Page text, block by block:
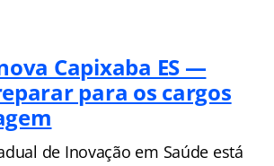
Capixaba ES —
para os cargos
de Inovação em Saúde está